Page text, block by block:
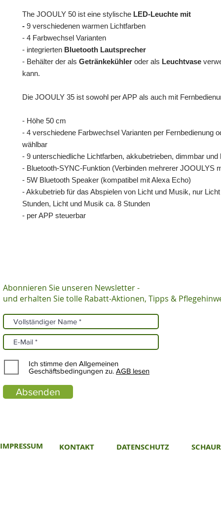
The JOOULY 50 ist eine stylische LED-Leuchte mit
- 9 verschiedenen warmen Lichtfarben
- 4 Farbwechsel Varianten
- integrierten Bluetooth Lautsprecher
- Behälter der als Getränkekühler oder als Leuchtvase
kann.
Die JOOULY 35 ist sowohl per APP als auch mit
- Höhe 50 cm
- 4 verschiedene Farbwechsel Varianten per Fernbedienung
wählbar
- 9 unterschiedliche Lichtfarben, akkubetrieben, dimmbar und
- Bluetooth-SYNC-Funktion (Verbinden mehrerer JOOULYS
- 5W Bluetooth Speaker (kompatibel mit Alexa Echo)
- Akkubetrieb für das Abspielen von Licht und Musik, nur
Stunden, Licht und Musik ca. 8 Stunden
- per APP steuerbar
Abonnieren Sie unseren Newsletter -
und erhalten Sie tolle Rabatt-Aktionen, Tipps &
Ich stimme den Allgemeinen
Geschäftsbedingungen zu. AGB lesen
Absenden
IMPRESSUM KONTAKT DATENSCHUTZ